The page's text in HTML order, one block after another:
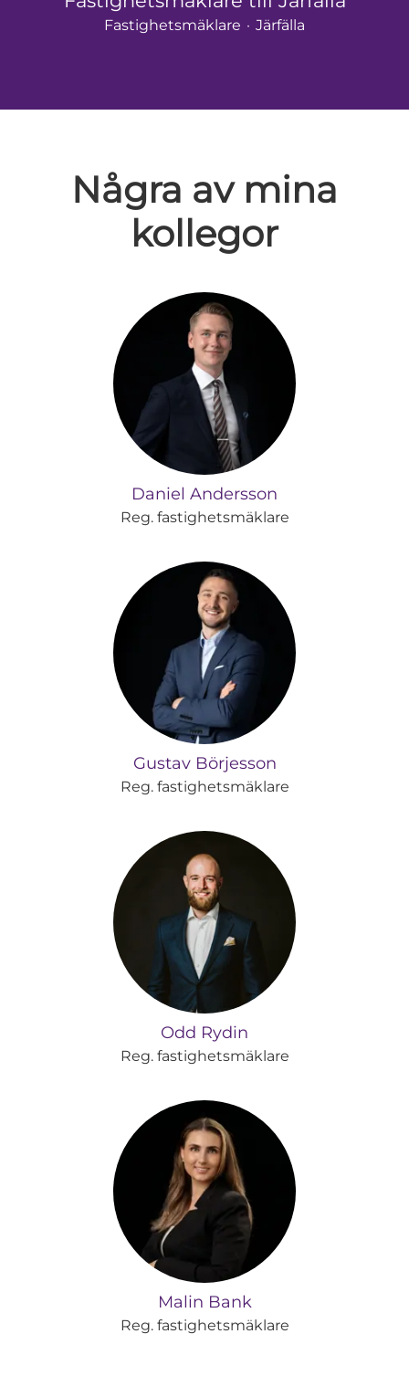
Fastighetsmäklare · Järfälla
Några av mina
kollegor
Daniel Andersson
Reg. fastighetsmäklare
Gustav Börjesson
Reg. fastighetsmäklare
Odd Rydin
Reg. fastighetsmäklare
Malin Bank
Reg. fastighetsmäklare